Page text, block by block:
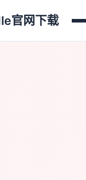
官网下载